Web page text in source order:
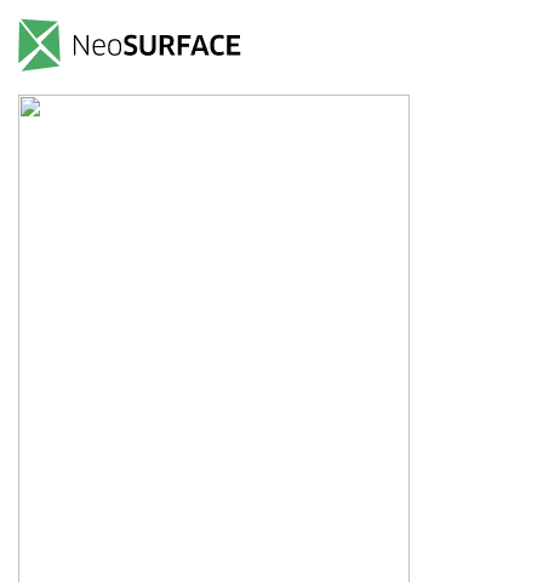
Koordinaten-Aufmaß.